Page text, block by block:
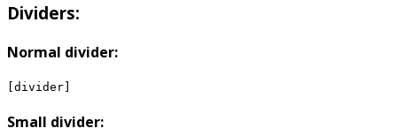
Dividers:
Normal divider:
Small divider: